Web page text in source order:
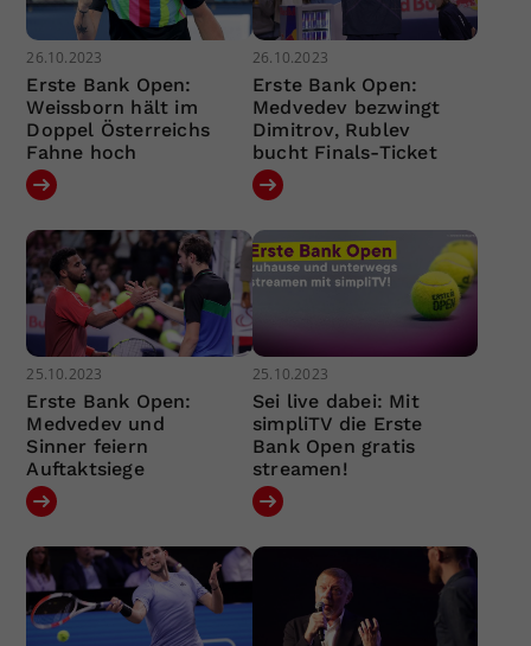
26.10.2023
Erste Bank Open:
Weissborn hält im
Doppel Österreichs
Fahne hoch
26.10.2023
Erste Bank Open:
Medvedev bezwingt
Dimitrov, Rublev
bucht Finals-Ticket
25.10.2023
Erste Bank Open:
Medvedev und
Sinner feiern
Auftaktsiege
25.10.2023
Sei live dabei: Mit
simpliTV die Erste
Bank Open gratis
streamen!